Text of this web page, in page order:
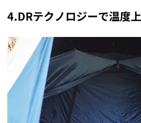
4.DRテクノロジーで温度